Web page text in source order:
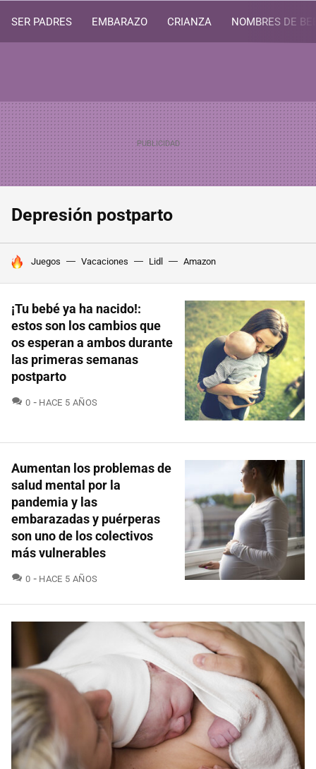
SER PADRES EMBARAZO CRIANZA NOMBRES DE
Depresión postparto
HOY SE HABLA DE
Juegos Vacaciones Lidl Amazon
¡Tu bebé ya ha nacido!:
estos son los cambios que
os esperan a ambos durante
las primeras semanas
postparto
0 COMENTARIOS
HACE 5 AÑOS
Aumentan los problemas de
salud mental por la
pandemia y las
embarazadas y puérperas
son uno de los colectivos
más vulnerables
0 COMENTARIOS
HACE 5 AÑOS